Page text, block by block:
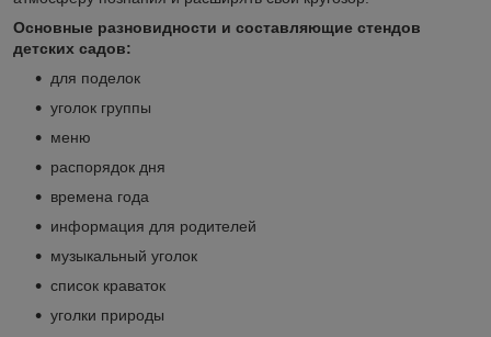
Основные разновидности и составляющие стендов
детских садов:
для поделок
уголок группы
меню
распорядок дня
времена года
информация для родителей
музыкальный уголок
список краваток
уголки природы